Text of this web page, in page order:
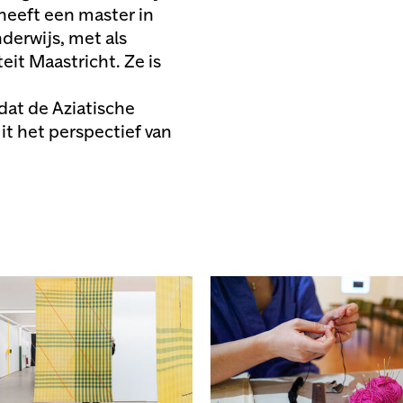
een master in
met als
Maastricht. Ze is
de Aziatische
het perspectief van